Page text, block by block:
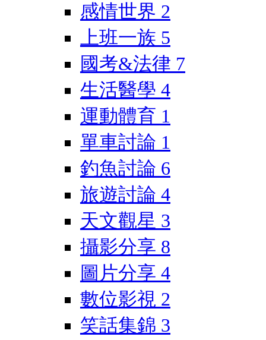
感情世界 2
上班一族 5
國考&法律 7
生活醫學 4
運動體育 1
單車討論 1
釣魚討論 6
旅遊討論 4
天文觀星 3
攝影分享 8
圖片分享 4
數位影視 2
笑話集錦 3